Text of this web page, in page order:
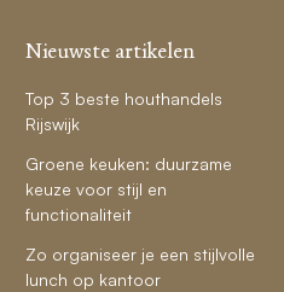
Nieuwste artikelen
Top 3 beste houthandels
Rijswijk
Groene keuken: duurzame
keuze voor stijl en
functionaliteit
Zo organiseer je een stijlvolle
lunch op kantoor